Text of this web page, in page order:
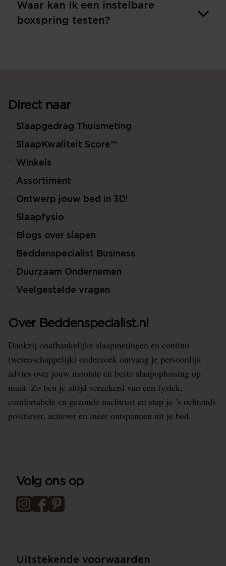
Waar kan ik een instelbare
boxspring testen?
Direct naar
Slaapgedrag Thuismeting
SlaapKwaliteit Score™
Winkels
Assortiment
Ontwerp jouw bed in 3D!
Slaapfysio
Blogs over slapen
Beddenspecialist Business
Duurzaam Ondernemen
Veelgestelde vragen
Over Beddenspecialist.nl
Dankzij onafhankelijke slaapmetingen en continu
(wetenschappelijk) onderzoek ontvang je persoonlijk
advies over jouw mooiste en beste slaapoplossing op
maat. Zo ben je altijd verzekerd van een fysiek,
comfortabele en gezonde nachtrust en stap je ’s ochtends
positiever, actiever en meer ontspannen uit je bed.
Volg ons op
Uitstekende voorwaarden